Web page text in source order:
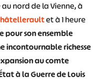
au nord de la Vienne, à
et à 1 heure
pour son ensemble
incontournable richesse
au comte
à la Guerre de Louis